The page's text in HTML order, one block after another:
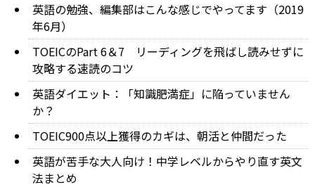
英語の勉強、編集部はこんな感じでやってます（2019
年6月）
TOEICのPart 6＆7 リーディングを飛ばし読みせずに
攻略する速読のコツ
英語ダイエット：「知識肥満症」に陥っていません
か？
TOEIC900点以上獲得のカギは、朝活と仲間だった
英語が苦手な大人向け！中学レベルからやり直す英文
法まとめ